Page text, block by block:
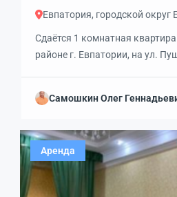
Евпатория, городской
Сдаётся 1 комнатная
районе г. Евпатории, на ул.
спальное место на втором
Холодная, горячая вода. срок
суток, сумма аренды 3500 руб.
Самошкин Олег
Аренда